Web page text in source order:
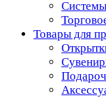
Товары для